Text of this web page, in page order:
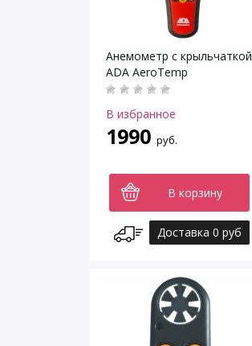
Анемометр с крыльчаткой
ADA AeroTemp
В избранное
1990 руб.
В корзину
Доставка 0 руб